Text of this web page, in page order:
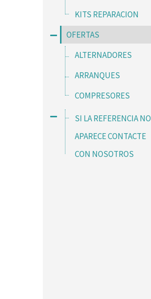
KITS REPARACION
OFERTAS
ALTERNADORES
ARRANQUES
COMPRESORES
SI LA REFERENCIA NO
APARECE CONTACTE
CON NOSOTROS